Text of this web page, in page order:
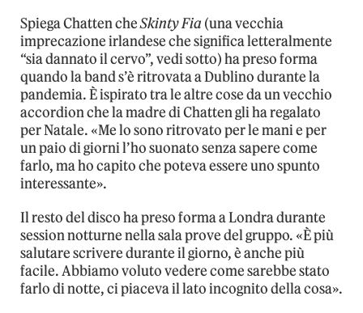
Spiega Chatten cheSkinty Fia (una vecchia
imprecazione irlandese che significa letteralmente
“sia dannato il cervo”, vedi sotto) ha preso forma
quando la band s’è ritrovata a Dublino durante la
pandemia. È ispirato tra le altre cose da un vecchio
accordion che la madre di Chatten gli ha regalato
per Natale. «Me lo sono ritrovato per le mani e per
un paio di giorni l’ho suonato senza sapere come
farlo, ma ho capito che poteva essere uno spunto
interessante».
Il resto del disco ha preso forma a Londra durante
session notturne nella sala prove del gruppo. «È più
salutare scrivere durante il giorno, è anche più
facile. Abbiamo voluto vedere come sarebbe stato
farlo di notte, ci piaceva il lato incognito della cosa».